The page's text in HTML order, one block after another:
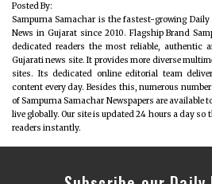
Posted By:
Sampurna Samachar is the fastest-growing
News in Gujarat since 2010. Flagship Brand
dedicated readers the most reliable, authentic
Gujarati news site. It provides more diverse
sites. Its dedicated online editorial team
content every day. Besides this, numerous
of Sampurna Samachar Newspapers are available
live globally. Our site is updated 24 hours a day so
readers instantly.